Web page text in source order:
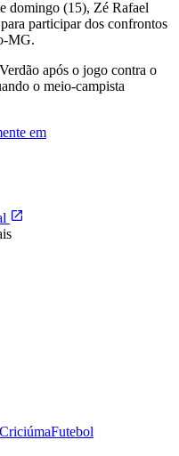
domingo (15), Zé Rafael
participar dos confrontos
MG.
após o jogo contra o
o meio-campista
em
CriciúmaFutebol